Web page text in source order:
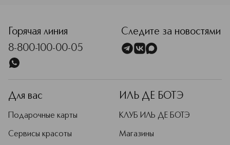
Горячая линия
8-800-100-00-05
Следите за новостями
Для вас
Подарочные карты
Сервисы красоты
ИЛЬ ДЕ БОТЭ
КЛУБ ИЛЬ ДЕ БОТЭ
Магазины